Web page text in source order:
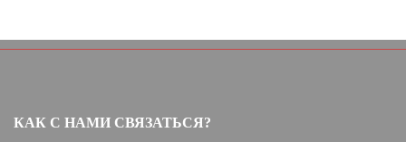
КАК С НАМИ СВЯЗАТЬСЯ?